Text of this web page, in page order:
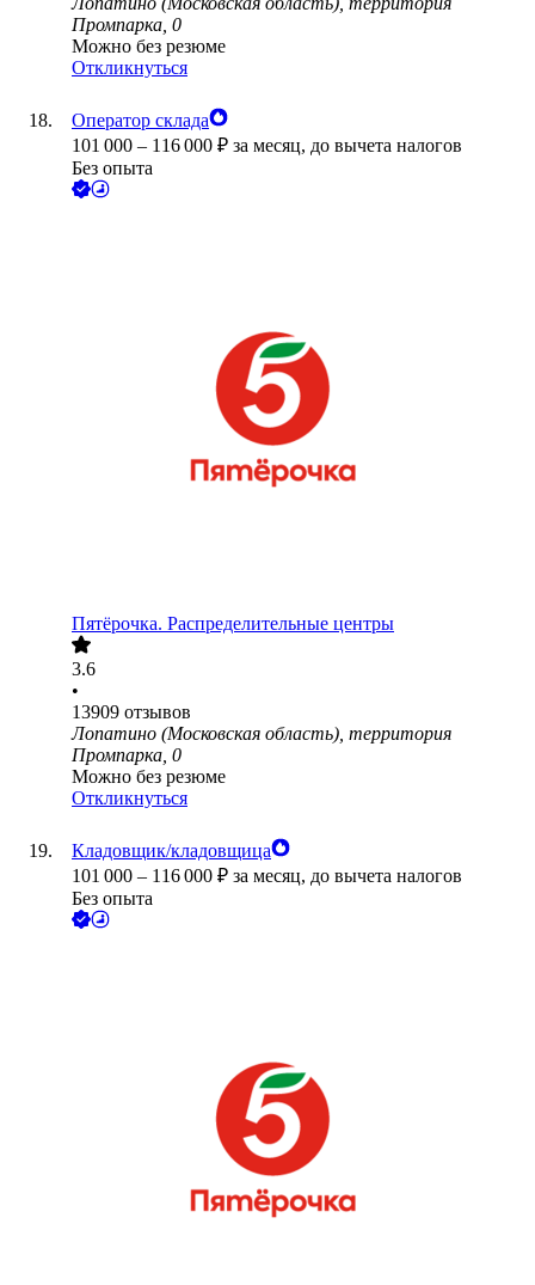
Промпарка, 0
Можно без резюме
Откликнуться
Оператор склада
101 000 – 116 000 ₽ за месяц, до вычета налогов
Без опыта
Пятёрочка. Распределительные центры
3.6
•
13909 отзывов
Лопатино (Московская область), территория
Промпарка, 0
Можно без резюме
Откликнуться
Кладовщик/кладовщица
101 000 – 116 000 ₽ за месяц, до вычета налогов
Без опыта